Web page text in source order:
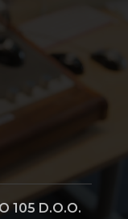
105 D.O.O.